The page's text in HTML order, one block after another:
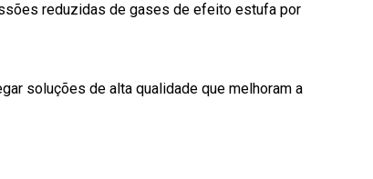
reduzidas de gases de efeito estufa por
soluções de alta qualidade que melhoram a